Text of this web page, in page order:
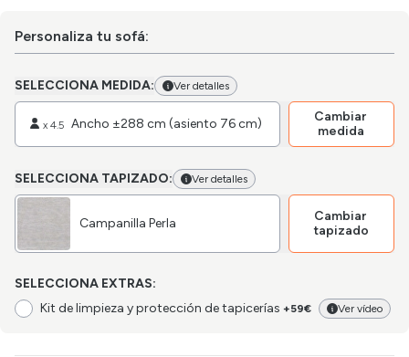
Personaliza tu sofá:
SELECCIONA MEDIDA: Ver detalles
x 4.5 Ancho ±288 cm (asiento 76 cm)
Cambiar
medida
SELECCIONA TAPIZADO: Ver detalles
Campanilla Perla
Cambiar
tapizado
SELECCIONA EXTRAS:
Kit de limpieza y protección de tapicerías +59€ Ver vídeo